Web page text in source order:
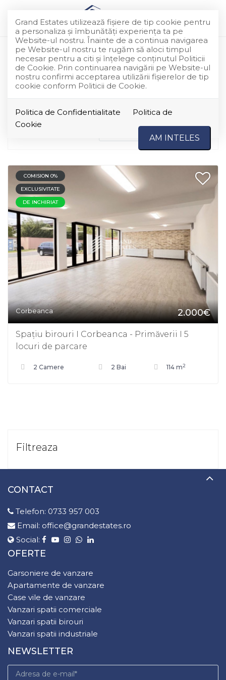
Grand Estates utilizează fişiere de tip cookie pentru
a personaliza și îmbunătăți experiența ta pe
Website-ul nostru. Înainte de a continua navigarea
pe Website-ul nostru te rugăm să aloci timpul
necesar pentru a citi și înțelege conținutul Politicii
de Cookie. Prin continuarea navigării pe Website-ul
nostru confirmi acceptarea utilizării fişierelor de tip
cookie conform Politicii de Cookie.
Politica de Confidentialitate
Politica de
Cookie
AM INTELES
Spatii birouri de inchiriat in
Corbeanca
Au fost gasite 1 oferte
COMISION 0%
EXCLUSIVITATE
DE INCHIRIAT
Corbeanca 2.000€
Spațiu birouri I Corbeanca - Primăverii I 5
locuri de parcare
2 Camere 2 Bai 114 m2
Filtreaza
CONTACT
Telefon: 0733 957 003
Email: office@grandestates.ro
Social:
OFERTE
Garsoniere de vanzare
Apartamente de vanzare
Case vile de vanzare
Vanzari spatii comerciale
Vanzari spatii birouri
Vanzari spatii industriale
NEWSLETTER